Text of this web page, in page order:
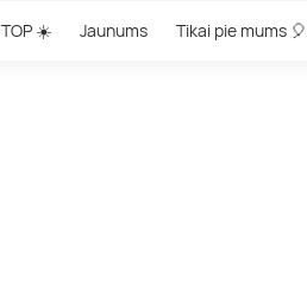
☀️ Jaunums Tikai pie mums 🎈